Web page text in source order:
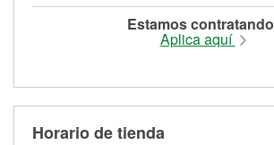
Estamos contratando
Aplica aquí
Horario de tienda